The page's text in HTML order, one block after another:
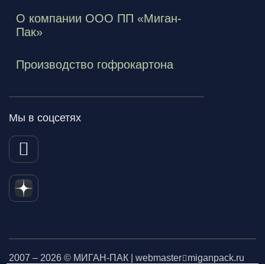
О компании ООО ПП «Миган-
Пак»
Производство гофрокартона
Мы в соцсетях
2007 – 2026 © МИГАН-ПАК | webmaster miganpack.ru